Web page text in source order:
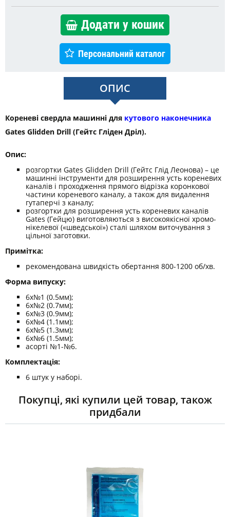
Додати у кошик
Персональний каталог
ОПИС
Кореневі свердла машинні для кутового наконечника
Gates Glidden Drill (Гейтс Гліден Дріл).
Опис:
розгортки Gates Glidden Drill (Гейтс Глід Леонова) – це
машинні інструменти для розширення усть кореневих
каналів і проходження прямого відрізка коронкової
частини кореневого каналу, а також для видалення
гутаперчі з каналу;
розгортки для розширення усть кореневих каналів
Gates (Гейцю) виготовляються з високоякісної хромо-
нікелевої («шведської») сталі шляхом виточування з
цільної заготовки.
Примітка:
рекомендована швидкість обертання 800-1200 об/хв.
Форма випуску:
6х№1 (0.5мм);
6х№2 (0.7мм);
6х№3 (0.9мм);
6х№4 (1.1мм);
6х№5 (1.3мм);
6х№6 (1.5мм);
асорті №1-№6.
Комплектація:
6 штук у наборі.
Покупці, які купили цей товар, також
придбали